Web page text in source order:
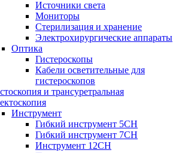
Источники света
Мониторы
Стерилизация и хранение
Электрохирургические аппараты
Оптика
Гистероскопы
Кабели осветительные для
гистероскопов
и трансуретральная
Инструмент
Гибкий инструмент 5CH
Гибкий инструмент 7CH
Инструмент 12CH